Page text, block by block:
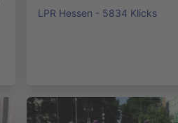
LPR Hessen - 5834 Klicks